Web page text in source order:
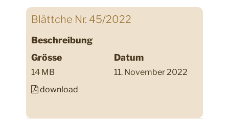
Blättche Nr. 45/2022
Beschreibung
Grösse
14 MB
Datum
11. November 2022
download